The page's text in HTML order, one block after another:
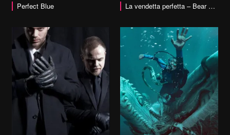
Perfect Blue
vai alla scheda La vendetta perfetta – Bear Country